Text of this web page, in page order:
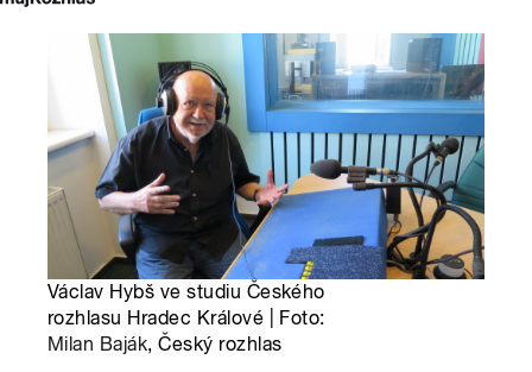
Václav Hybš ve studiu Českého
rozhlasu Hradec Králové | Foto:
Milan Baják, Český rozhlas